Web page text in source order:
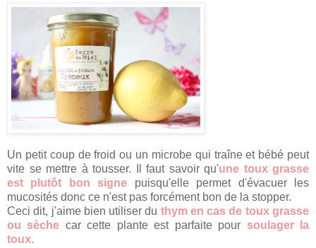
Un petit coup de froid ou un microbe qui traîne et bébé peut
vite se mettre à tousser. Il faut savoir qu'une toux grasse
est plutôt bon signe puisqu'elle permet d'évacuer les
mucosités donc ce n'est pas forcément bon de la stopper.
Ceci dit, j'aime bien utiliser du thym en cas de toux grasse
ou sèche car cette plante est parfaite pour soulager la
toux.